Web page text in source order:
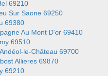
69210
Sur Saone 69250
69380
Au Mont D'or 69410
69510
le-Château 69700
Allieres 69870
69210